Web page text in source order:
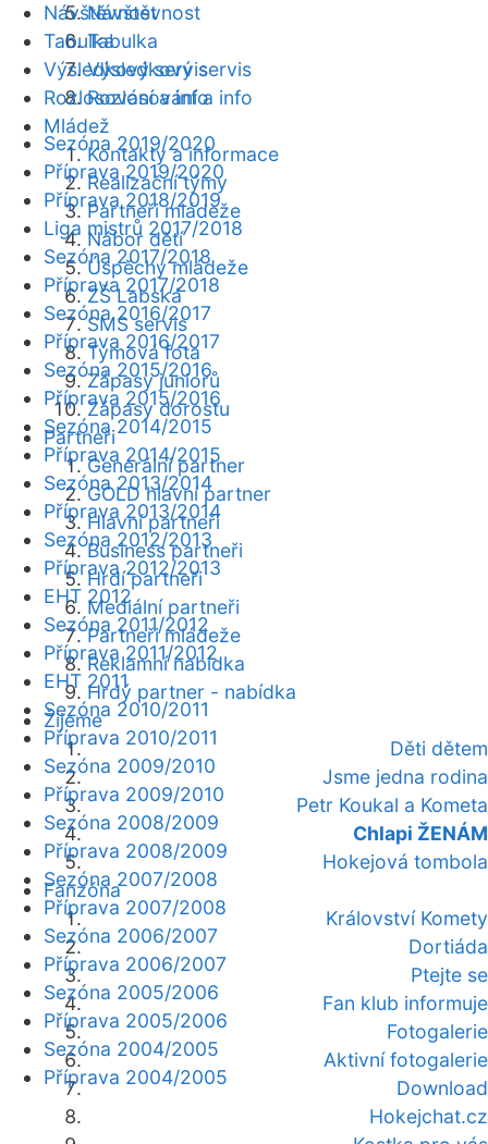
Návštěvnost
Tabulka
Výsledkový servis
Rozlosování a info
Mládež
Kontakty a informace
Realizační týmy
Partneři mládeže
Nábor dětí
Úspěchy mládeže
ZŠ Labská
SMS servis
Týmová fota
Zápasy juniorů
Zápasy dorostu
Partneři
Generální partner
GOLD hlavní partner
Hlavní partneři
Business partneři
Hrdí partneři
Mediální partneři
Partneři mládeže
Reklamní nabídka
Hrdý partner - nabídka
Žijeme
Děti dětem
Jsme jedna rodina
Petr Koukal a Kometa
Chlapi ŽENÁM
Hokejová tombola
Fanzóna
Království Komety
Dortiáda
Ptejte se
Fan klub informuje
Fotogalerie
Aktivní fotogalerie
Download
Hokejchat.cz
Návštěvnost
Tabulka
Výsledkový servis
Rozlosování a info
Sezóna 2019/2020
Příprava 2019/2020
Příprava 2018/2019
Liga mistrů 2017/2018
Sezóna 2017/2018
Příprava 2017/2018
Sezóna 2016/2017
Příprava 2016/2017
Sezóna 2015/2016
Příprava 2015/2016
Sezóna 2014/2015
Příprava 2014/2015
Sezóna 2013/2014
Příprava 2013/2014
Sezóna 2012/2013
Příprava 2012/2013
EHT 2012
Sezóna 2011/2012
Příprava 2011/2012
EHT 2011
Sezóna 2010/2011
Příprava 2010/2011
Sezóna 2009/2010
Příprava 2009/2010
Sezóna 2008/2009
Příprava 2008/2009
Sezóna 2007/2008
Příprava 2007/2008
Sezóna 2006/2007
Příprava 2006/2007
Sezóna 2005/2006
Příprava 2005/2006
Sezóna 2004/2005
Příprava 2004/2005